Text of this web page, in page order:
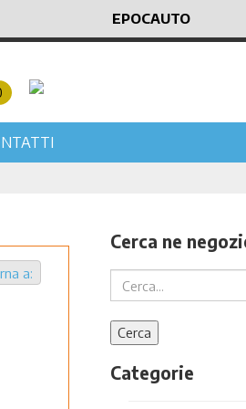
EPOCAUTO
a:
Cerca ne
Categorie